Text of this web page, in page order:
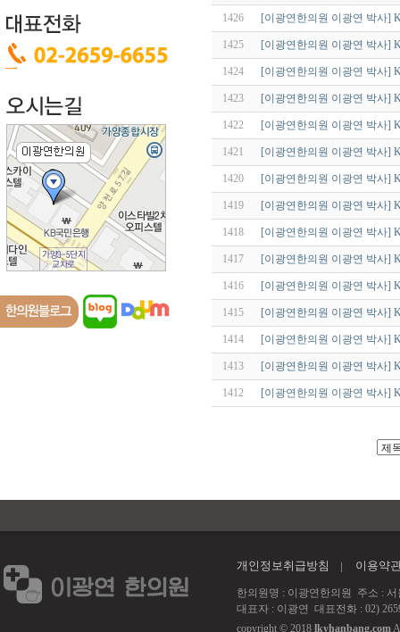
1426 [이광연한의원 이광연 박사]
1425 [이광연한의원 이광연 박사]
1424 [이광연한의원 이광연 박사]
1423 [이광연한의원 이광연 박사]
1422 [이광연한의원 이광연 박사]
1421 [이광연한의원 이광연 박사]
1420 [이광연한의원 이광연 박사]
1419 [이광연한의원 이광연 박사]
1418 [이광연한의원 이광연 박사]
1417 [이광연한의원 이광연 박사]
1416 [이광연한의원 이광연 박사]
1415 [이광연한의원 이광연 박사]
1414 [이광연한의원 이광연 박사]
1413 [이광연한의원 이광연 박사]
1412 [이광연한의원 이광연 박사]
개인정보취급방침 이용약
한의원명 : 이광연한의원 주소 : 서
대표자 : 이광연 대표전화 : 02)
copyright © 2018 lkyhanbang.com